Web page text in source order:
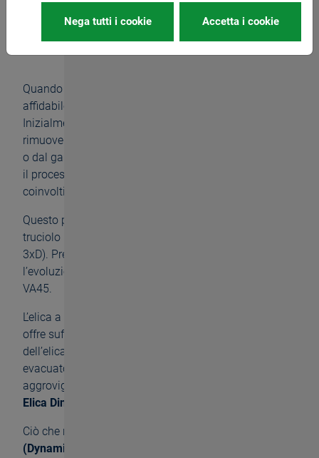
4xD senza matasse di
trucioli
Quando i trucioli non vengono più evacuati in modo
affidabile dal foro, diventa un problema serio.
Inizialmente per l'operatore della macchina, che deve
rimuovere manualmente trucioli aggrovigliati dal foro
o dal gambo dell’utensile. E successivamente per tutto
il processo produttivo a causa dei costi aggiuntivi
coinvolti.
Questo problema è tipicamente causato da materiali a
truciolo lungo e da filettature molto profonde (più di
3xD). Presso la EMO di Hannover, presentiamo
l’evoluzione del nostro maschio universale DOMINANT
VA45.
L’elica a
offre sufficiente spazio per la loro gestione. Nella zona
dell’elica
evacuato, prevenendo così matasse di trucioli
aggrovigliati. Questa speciale caratteristica si chiama
Elica Dinamica
Ciò che rende speciale il
(Dynamic Flute)
Nega tutti i cookie Accetta i cookie